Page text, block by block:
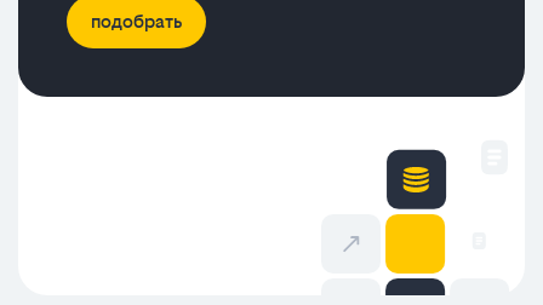
подобрать